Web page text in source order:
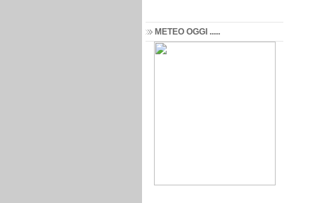
METEO OGGI .....